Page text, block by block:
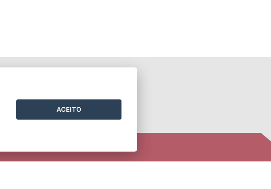
ACEITO